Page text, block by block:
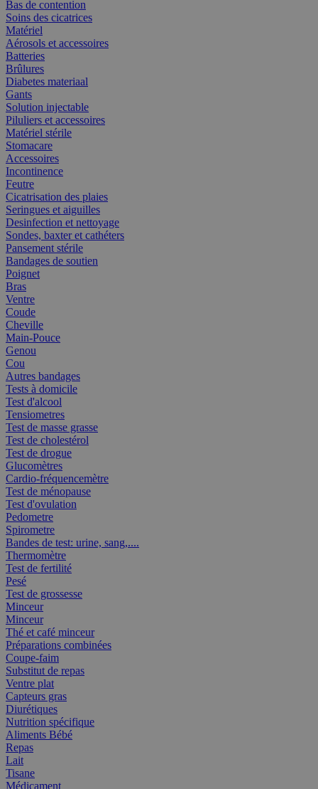
Bas de contention
Soins des cicatrices
Matériel
Aérosols et accessoires
Batteries
Brûlures
Diabetes materiaal
Gants
Solution injectable
Piluliers et accessoires
Matériel stérile
Stomacare
Accessoires
Incontinence
Feutre
Cicatrisation des plaies
Seringues et aiguilles
Desinfection et nettoyage
Sondes, baxter et cathéters
Pansement stérile
Bandages de soutien
Poignet
Bras
Ventre
Coude
Cheville
Main-Pouce
Genou
Cou
Autres bandages
Tests à domicile
Test d'alcool
Tensiometres
Test de masse grasse
Test de cholestérol
Test de drogue
Glucomètres
Cardio-fréquencemètre
Test de ménopause
Test d'ovulation
Pedometre
Spirometre
Bandes de test: urine, sang,....
Thermomètre
Test de fertilité
Pesé
Test de grossesse
Minceur
Minceur
Thé et café minceur
Préparations combinées
Coupe-faim
Substitut de repas
Ventre plat
Capteurs gras
Diurétiques
Nutrition spécifique
Aliments Bébé
Repas
Lait
Tisane
Médicament